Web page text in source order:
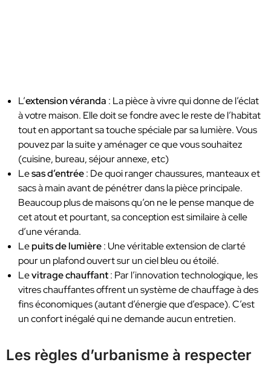
L’extension véranda : La pièce à vivre qui donne de l’éclat
à votre maison. Elle doit se fondre avec le reste de l’habitat
tout en apportant sa touche spéciale par sa lumière. Vous
pouvez par la suite y aménager ce que vous souhaitez
(cuisine, bureau, séjour annexe, etc)
Lesas d’entrée: De quoi ranger chaussures, manteaux et
sacs à main avant de pénétrer dans la pièce principale.
Beaucoup plus de maisons qu’on ne le pense manque de
cet atout et pourtant, sa conception est similaire à celle
d’une véranda.
Lepuits de lumière: Une véritable extension de clarté
pour un plafond ouvert sur un ciel bleu ou étoilé.
Levitrage chauffant: Par l’innovation technologique, les
vitres chauffantes offrent un système de chauffage à des
fins économiques (autant d’énergie que d’espace). C’est
un confort inégalé qui ne demande aucun entretien.
Les règles d’urbanisme à respecter